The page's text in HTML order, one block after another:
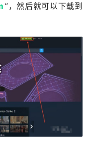
”，然后就可以下载到